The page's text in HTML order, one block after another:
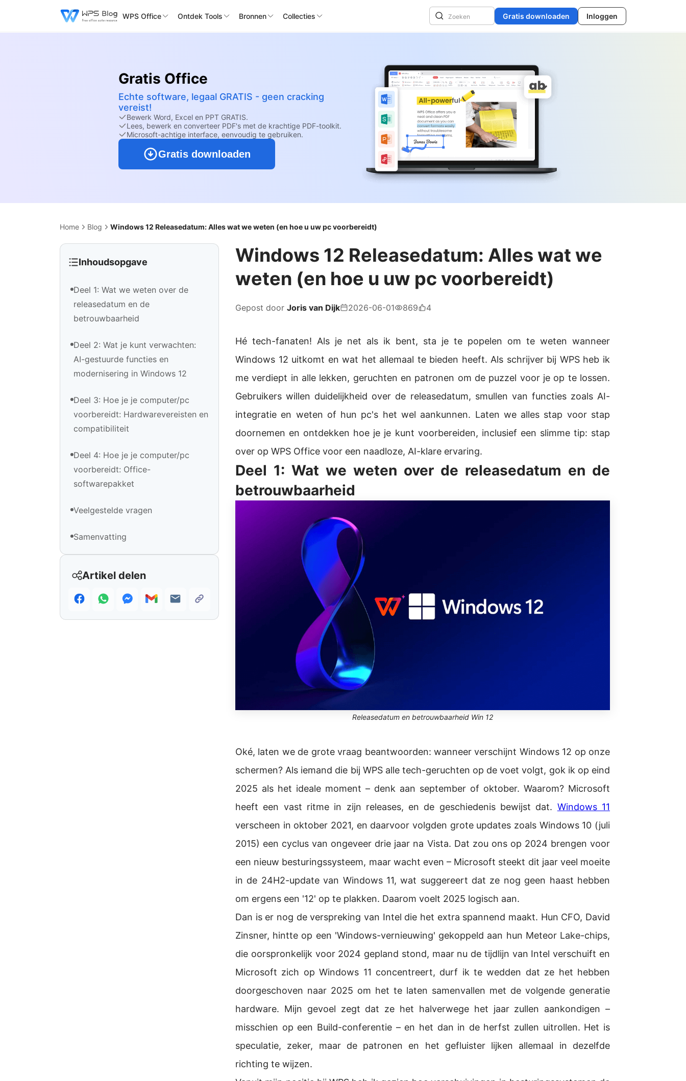
WPS Office Ontdek Tools Bronnen Collecties Gratis downloaden Inloggen
Gratis Office
Echte software, legaal GRATIS - geen cracking
vereist!
Bewerk Word, Excel en PPT GRATIS.
Lees, bewerk en converteer PDF's met de krachtige PDF-toolkit.
Microsoft-achtige interface, eenvoudig te gebruiken.
Gratis downloaden
Home Blog Windows 12 Releasedatum: Alles wat we weten (en hoe u uw pc voorbereidt)
Inhoudsopgave
Deel 1: Wat we weten over de
releasedatum en de
betrouwbaarheid
Deel 2: Wat je kunt verwachten:
AI-gestuurde functies en
modernisering in Windows 12
Deel 3: Hoe je je computer/pc
voorbereidt: Hardwarevereisten en
compatibiliteit
Deel 4: Hoe je je computer/pc
voorbereidt: Office-
softwarepakket
Veelgestelde vragen
Samenvatting
Artikel delen
Windows 12 Releasedatum: Alles wat we
weten (en hoe u uw pc voorbereidt)
Gepost door Joris van Dijk 2026-06-01 869 4
Hé tech-fanaten! Als je net als ik bent, sta je te popelen om te weten wanneer
Windows 12 uitkomt en wat het allemaal te bieden heeft. Als schrijver bij WPS heb ik
me verdiept in alle lekken, geruchten en patronen om de puzzel voor je op te lossen.
Gebruikers willen duidelijkheid over de releasedatum, smullen van functies zoals AI-
integratie en weten of hun pc's het wel aankunnen. Laten we alles stap voor stap
doornemen en ontdekken hoe je je kunt voorbereiden, inclusief een slimme tip: stap
over op WPS Office voor een naadloze, AI-klare ervaring.
Deel 1: Wat we weten over de releasedatum en de
betrouwbaarheid
Releasedatum en betrouwbaarheid Win 12
Oké, laten we de grote vraag beantwoorden: wanneer verschijnt Windows 12 op onze
schermen? Als iemand die bij WPS alle tech-geruchten op de voet volgt, gok ik op eind
2025 als het ideale moment – denk aan september of oktober. Waarom? Microsoft
heeft een vast ritme in zijn releases, en de geschiedenis bewijst dat. Windows 11
verscheen in oktober 2021, en daarvoor volgden grote updates zoals Windows 10 (juli
2015) een cyclus van ongeveer drie jaar na Vista. Dat zou ons op 2024 brengen voor
een nieuw besturingssysteem, maar wacht even – Microsoft steekt dit jaar veel moeite
in de 24H2-update van Windows 11, wat suggereert dat ze nog geen haast hebben
om ergens een '12' op te plakken. Daarom voelt 2025 logisch aan.
Dan is er nog de verspreking van Intel die het extra spannend maakt. Hun CFO, David
Zinsner, hintte op een 'Windows-vernieuwing' gekoppeld aan hun Meteor Lake-chips,
die oorspronkelijk voor 2024 gepland stond, maar nu de tijdlijn van Intel verschuift en
Microsoft zich op Windows 11 concentreert, durf ik te wedden dat ze het hebben
doorgeschoven naar 2025 om het te laten samenvallen met de volgende generatie
hardware. Mijn gevoel zegt dat ze het halverwege het jaar zullen aankondigen –
misschien op een Build-conferentie – en het dan in de herfst zullen uitrollen. Het is
speculatie, zeker, maar de patronen en het gefluister lijken allemaal in dezelfde
richting te wijzen.